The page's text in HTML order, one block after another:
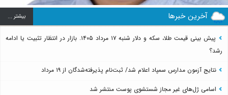
آخرین خبرها بيشتر ...
پیش بینی قیمت طلا، سکه و دلار شنبه ۱۷ مرداد ۱۴۰۵. بازار در انتظار تثبیت یا ادامه
رشد؟
نتایج آزمون مدارس سمپاد اعلام شد/ ثبت‌نام پذیرفته‌شدگان از ۱۹ مرداد
اسامی ژل‌های غیر مجاز شستشوی پوست منتشر شد